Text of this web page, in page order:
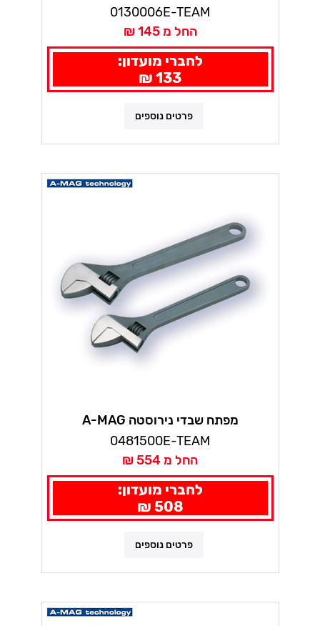
0130006E-TEAM
החל מ 145 ₪
לחברי מועדון:
133 ₪
פרטים נוספים
מפתח שבדי נירוסטה A-MAG
0481500E-TEAM
החל מ 554 ₪
לחברי מועדון:
508 ₪
פרטים נוספים